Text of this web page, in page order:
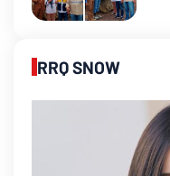
RRQ SNOW